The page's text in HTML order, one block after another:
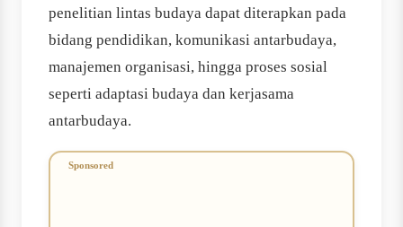
penelitian lintas budaya dapat diterapkan pada
bidang pendidikan, komunikasi antarbudaya,
manajemen organisasi, hingga proses sosial
seperti adaptasi budaya dan kerjasama
antarbudaya.